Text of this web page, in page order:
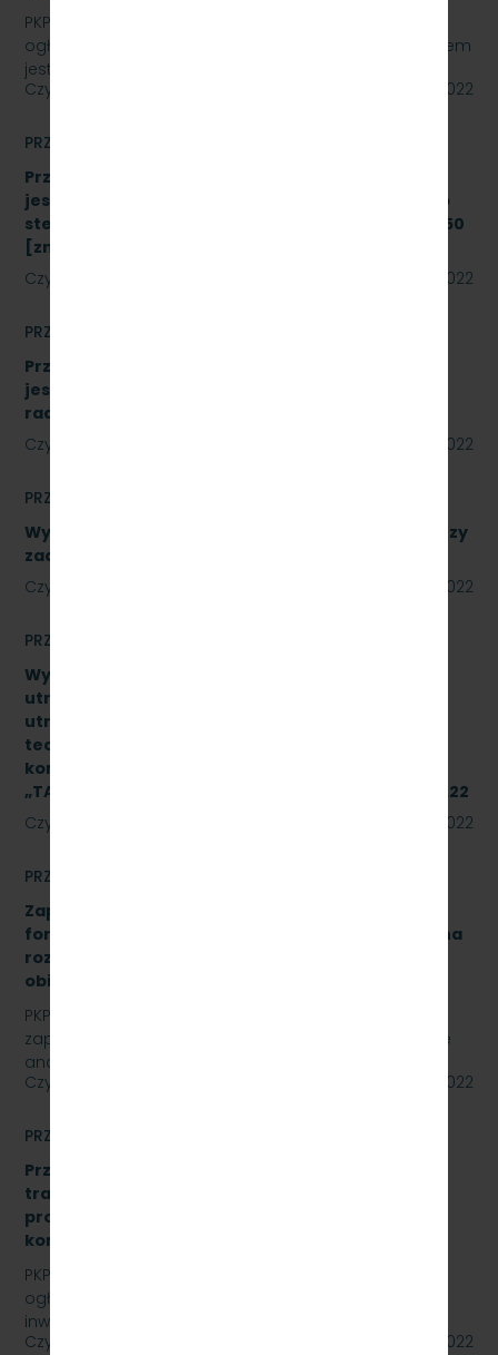
PKP SZYBKA KOLEJ MIEJSKA W TRÓJMIEŚCIE Sp. z o.o.
ogłasza przetarg nieograniczony, którego przedmiotem
jest „sukcesywna dostawa do siedziby odbiorcy…
Czytaj dalej
22 lipca 2022
PRZETARGI
Przetarg nieograniczony, którego przedmiotem
jest modernizacja i rozbudowa systemu zdalnego
sterowania radiołącznością na linii kolejowej nr 250
[znak: SKMMU.086.43.22]
Czytaj dalej
19 lipca 2022
PRZETARGI
Przetarg nieograniczony, którego przedmiotem
jest wykonanie modernizacji istniejących
radiotelefonów [znak: SKMMU.086.41.22]
Czytaj dalej
18 lipca 2022
PRZETARGI
Wykonanie naprawy podzespołów, obejmujące trzy
zadania. Numer referencyjny: SKMMU.086.39.22
Czytaj dalej
18 lipca 2022
PRZETARGI
Wykonanie naprawy czwartego poziomu
utrzymania (P4) wg dokumentacji systemu
utrzymania typu pojazdu oraz dokumentacji
techniczno–ruchowej producenta podzespołu 2
kompletów układów hamulcowych produkcji IPS
„TABOR” w Poznaniu. Znak sprawy: SKMMU.086.29.22
Czytaj dalej
15 lipca 2022
PRZETARGI
Zapytanie ofertowe na opracowanie analizy
formalno-prawnej wraz z koncepcją techniczną na
rozbudowę i modernizację kanalizacji sanitarnej
obiektu A-13 na stacji Gdynia Cisowa Postojowa.
PKP Szybka Kolej Miejska w Trójmieście Sp. z o.o.
zaprasza do złożenia oferty cenowej na opracowanie
analizy formalno-prawnej wraz z koncepcją…
Czytaj dalej
15 lipca 2022
PRZETARGI
Przetarg nieograniczony: „Modernizacja sieci
trakcyjnej – sporządzenie dokumentacji
projektowej oraz przebudowa istniejących
konstrukcji wsporczych, znak: SKMMU.086.30.22.
PKP SZYBKA KOLEJ MIEJSKA W TRÓJMIEŚCIE Sp. z o.o.
ogłasza przetarg nieograniczony dla zadania
inwestycyjnego na sieci trakcyjnej PKP Szybka Kolej…
Czytaj dalej
14 lipca 2022